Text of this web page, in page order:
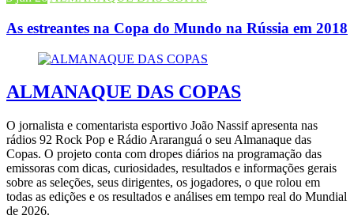
As estreantes na Copa do Mundo na Rússia em 2018
ALMANAQUE DAS COPAS
O jornalista e comentarista esportivo João Nassif apresenta nas
rádios 92 Rock Pop e Rádio Araranguá o seu Almanaque das
Copas. O projeto conta com dropes diários na programação das
emissoras com dicas, curiosidades, resultados e informações gerais
sobre as seleções, seus dirigentes, os jogadores, o que rolou em
todas as edições e os resultados e análises em tempo real do Mundial
de 2026.